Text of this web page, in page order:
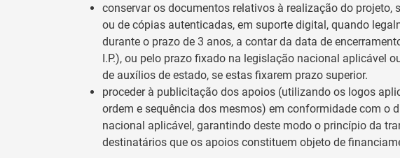
conservar os documentos relativos à realização do
ou de cópias autenticadas, em suporte digital, quando
durante o prazo de 3 anos, a contar da data de
I.P.), ou pelo prazo fixado na legislação nacional aplicável
de auxílios de estado, se estas fixarem prazo superior.
proceder à publicitação dos apoios (utilizando os logos
ordem e sequência dos mesmos) em conformidade com o
nacional aplicável, garantindo deste modo o princípio da
destinatários que os apoios constituem objeto de